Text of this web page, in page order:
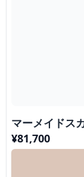
マーメイドス
¥81,700